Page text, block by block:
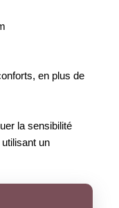
en plus de
la sensibilité
un